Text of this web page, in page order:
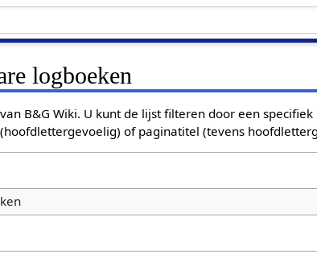
logboeken
B&G Wiki. U kunt de lijst filteren door een
of paginatitel (tevens